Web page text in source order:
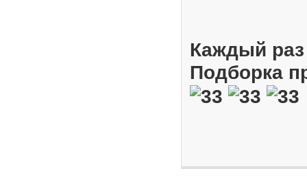
Каждый
Подборка